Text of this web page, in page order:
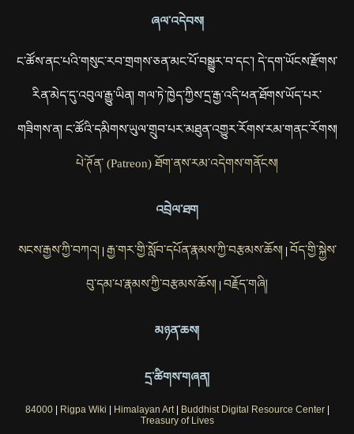
ཞལ་འདེབས།
ང་ཚོས་ནང་པའི་གསུང་རབ་གྲགས་ཅན་མང་པོ་བསྒྱུར་བ་དང་། དེ་དག་ཡོངས་རྫོགས་
རིན་མེད་དུ་འབུལ་རྒྱུ་ཡིན། གལ་ཏེ་ཁྱེད་ཀྱིས་དྲ་རྒྱ་འདི་ཕན་ཐོགས་ཡོད་པར་
གཟིགས་ན། ང་ཚོའི་དམིགས་ཡུལ་གྲུབ་པར་མཐུན་འགྱུར་རོགས་རམ་གནང་རོགས།
པེ་ཊོན་ (Patreon) ཐོག་ནས་རམ་འདེགས་གནོངས།
འབྲེལ་ཐག
སངས་རྒྱས་ཀྱི་བཀའ།| རྒྱ་གར་གྱི་སློབ་དཔོན་རྣམས་ཀྱི་བརྩམས་ཆོས།| བོད་གྱི་སྐྱེས་
བུ་དམ་པ་རྣམས་ཀྱི་བརྩམས་ཆོས། | བརྗོད་གཞི།
མཉན་ཆས།
དྲ་ཚིགས་གཞན།
84000| Rigpa Wiki | Himalayan Art| Buddhist Digital Resource Center|
Treasury of Lives